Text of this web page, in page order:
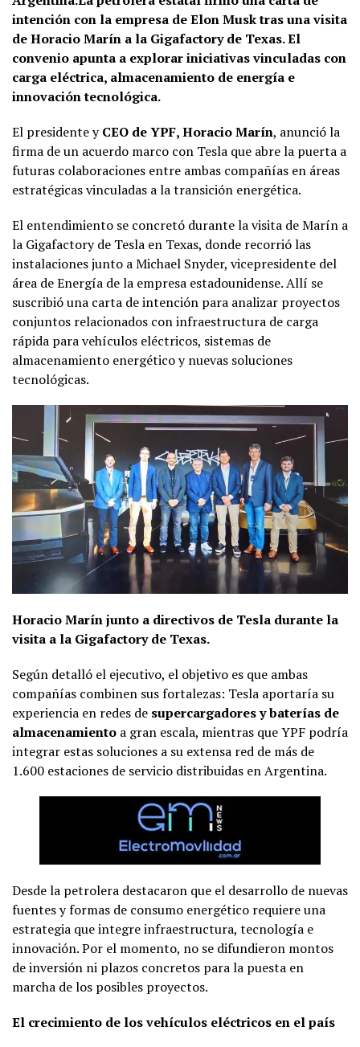
intención con la empresa de Elon Musk tras una visita
de Horacio Marín a la Gigafactory de Texas. El
convenio apunta a explorar iniciativas vinculadas con
carga eléctrica, almacenamiento de energía e
innovación tecnológica.
El presidente yCEO de YPF, Horacio Marín, anunció la
firma de un acuerdo marco con Tesla que abre la puerta a
futuras colaboraciones entre ambas compañías en áreas
estratégicas vinculadas a la transición energética.
El entendimiento se concretó durante la visita de Marín a
la Gigafactory de Tesla en Texas, donde recorrió las
instalaciones junto a Michael Snyder, vicepresidente del
área de Energía de la empresa estadounidense. Allí se
suscribió una carta de intención para analizar proyectos
conjuntos relacionados con infraestructura de carga
rápida para vehículos eléctricos, sistemas de
almacenamiento energético y nuevas soluciones
tecnológicas.
Horacio Marín junto a directivos de Tesla durante la
visita a la Gigafactory de Texas.
Según detalló el ejecutivo, el objetivo es que ambas
compañías combinen sus fortalezas: Tesla aportaría su
experiencia en redes de supercargadores y baterías de
almacenamiento a gran escala, mientras que YPF podría
integrar estas soluciones a su extensa red de más de
1.600 estaciones de servicio distribuidas en Argentina.
Desde la petrolera destacaron que el desarrollo de nuevas
fuentes y formas de consumo energético requiere una
estrategia que integre infraestructura, tecnología e
innovación. Por el momento, no se difundieron montos
de inversión ni plazos concretos para la puesta en
marcha de los posibles proyectos.
El crecimiento de los vehículos eléctricos en el país